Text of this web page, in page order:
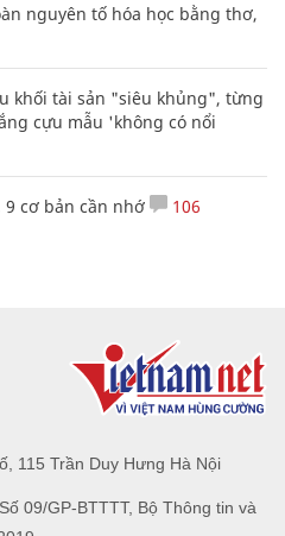
nguyên tố hóa học bằng thơ,
khối tài sản "siêu khủng", từng
cựu mẫu 'không có nổi
9 cơ bản cần nhớ 106
115 Trần Duy Hưng Hà Nội
09/GP-BTTTT, Bộ Thông tin và